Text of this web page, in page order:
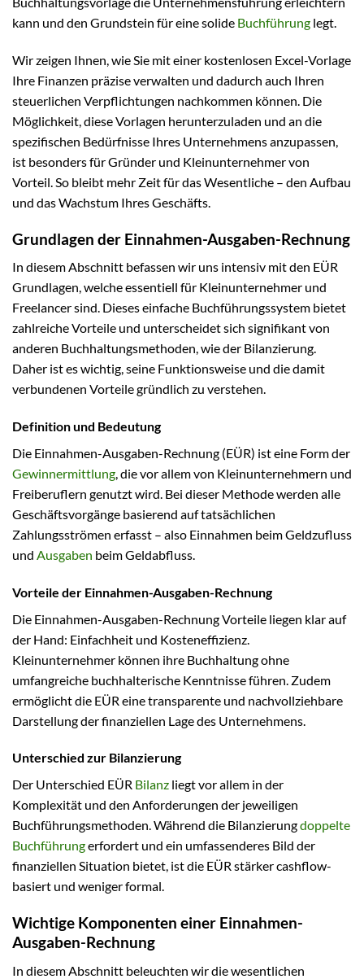
kann und den Grundstein für eine solide Buchführung legt.
Wir zeigen Ihnen, wie Sie mit einer kostenlosen Excel-Vorlage
Ihre Finanzen präzise verwalten und dadurch auch Ihren
steuerlichen Verpflichtungen nachkommen können. Die
Möglichkeit, diese Vorlagen herunterzuladen und an die
spezifischen Bedürfnisse Ihres Unternehmens anzupassen,
ist besonders für Gründer und Kleinunternehmer von
Vorteil. So bleibt mehr Zeit für das Wesentliche – den Aufbau
und das Wachstum Ihres Geschäfts.
Grundlagen der Einnahmen-Ausgaben-Rechnung
In diesem Abschnitt befassen wir uns intensiv mit den EÜR
Grundlagen, welche essentiell für Kleinunternehmer und
Freelancer sind. Dieses einfache Buchführungssystem bietet
zahlreiche Vorteile und unterscheidet sich signifikant von
anderen Buchhaltungsmethoden, wie der Bilanzierung.
Daher ist es wichtig, seine Funktionsweise und die damit
verbundenen Vorteile gründlich zu verstehen.
Definition und Bedeutung
Die Einnahmen-Ausgaben-Rechnung (EÜR) ist eine Form der
Gewinnermittlung, die vor allem von Kleinunternehmern und
Freiberuflern genutzt wird. Bei dieser Methode werden alle
Geschäftsvorgänge basierend auf tatsächlichen
Zahlungsströmen erfasst – also Einnahmen beim Geldzufluss
und Ausgaben beim Geldabfluss.
Vorteile der Einnahmen-Ausgaben-Rechnung
Die Einnahmen-Ausgaben-Rechnung Vorteile liegen klar auf
der Hand: Einfachheit und Kosteneffizienz.
Kleinunternehmer können ihre Buchhaltung ohne
umfangreiche buchhalterische Kenntnisse führen. Zudem
ermöglicht die EÜR eine transparente und nachvollziehbare
Darstellung der finanziellen Lage des Unternehmens.
Unterschied zur Bilanzierung
Der Unterschied EÜR Bilanz liegt vor allem in der
Komplexität und den Anforderungen der jeweiligen
Buchführungsmethoden. Während die Bilanzierungdoppelte
Buchführungerfordert und ein umfassenderes Bild der
finanziellen Situation bietet, ist die EÜR stärker cashflow-
basiert und weniger formal.
Wichtige Komponenten einer Einnahmen-
Ausgaben-Rechnung
In diesem Abschnitt beleuchten wir die wesentlichen